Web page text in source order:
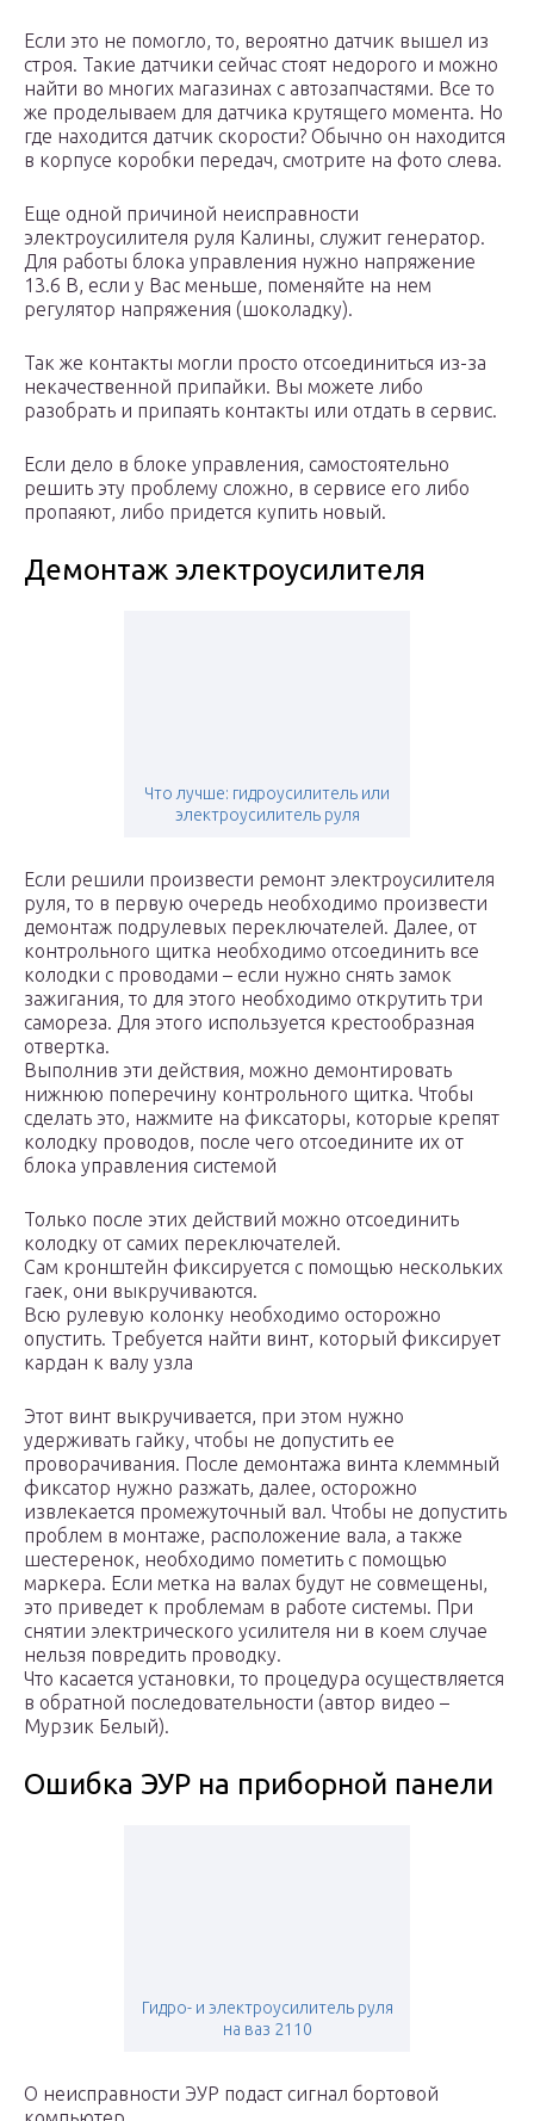
Если это не помогло, то, вероятно датчик вышел из
строя. Такие датчики сейчас стоят недорого и можно
найти во многих магазинах с автозапчастями. Все то
же проделываем для датчика крутящего момента. Но
где находится датчик скорости? Обычно он находится
в корпусе коробки передач, смотрите на фото слева.
Еще одной причиной неисправности
электроусилителя руля Калины, служит генератор.
Для работы блока управления нужно напряжение
13.6 В, если у Вас меньше, поменяйте на нем
регулятор напряжения (шоколадку).
Так же контакты могли просто отсоединиться из-за
некачественной припайки. Вы можете либо
разобрать и припаять контакты или отдать в сервис.
Если дело в блоке управления, самостоятельно
решить эту проблему сложно, в сервисе его либо
пропаяют, либо придется купить новый.
Демонтаж электроусилителя
Что лучше: гидроусилитель или
электроусилитель руля
Если решили произвести ремонт электроусилителя
руля, то в первую очередь необходимо произвести
демонтаж подрулевых переключателей. Далее, от
контрольного щитка необходимо отсоединить все
колодки с проводами – если нужно снять замок
зажигания, то для этого необходимо открутить три
самореза. Для этого используется крестообразная
отвертка.
Выполнив эти действия, можно демонтировать
нижнюю поперечину контрольного щитка. Чтобы
сделать это, нажмите на фиксаторы, которые крепят
колодку проводов, после чего отсоедините их от
блока управления системой
Только после этих действий можно отсоединить
колодку от самих переключателей.
Сам кронштейн фиксируется с помощью нескольких
гаек, они выкручиваются.
Всю рулевую колонку необходимо осторожно
опустить. Требуется найти винт, который фиксирует
кардан к валу узла
Этот винт выкручивается, при этом нужно
удерживать гайку, чтобы не допустить ее
проворачивания. После демонтажа винта клеммный
фиксатор нужно разжать, далее, осторожно
извлекается промежуточный вал. Чтобы не допустить
проблем в монтаже, расположение вала, а также
шестеренок, необходимо пометить с помощью
маркера. Если метка на валах будут не совмещены,
это приведет к проблемам в работе системы. При
снятии электрического усилителя ни в коем случае
нельзя повредить проводку.
Что касается установки, то процедура осуществляется
в обратной последовательности (автор видео –
Мурзик Белый).
Ошибка ЭУР на приборной панели
Гидро- и электроусилитель руля
на ваз 2110
О неисправности ЭУР подаст сигнал бортовой